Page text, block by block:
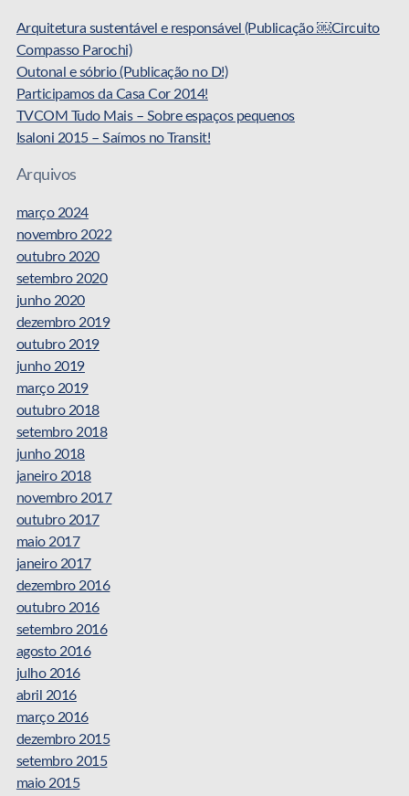
Arquitetura sustentável e responsável (Publicação ￼Circuito
Compasso Parochi)
Outonal e sóbrio (Publicação no D!)
Participamos da Casa Cor 2014!
TVCOM Tudo Mais – Sobre espaços pequenos
Isaloni 2015 – Saímos no Transit!
Arquivos
março 2024
novembro 2022
outubro 2020
setembro 2020
junho 2020
dezembro 2019
outubro 2019
junho 2019
março 2019
outubro 2018
setembro 2018
junho 2018
janeiro 2018
novembro 2017
outubro 2017
maio 2017
janeiro 2017
dezembro 2016
outubro 2016
setembro 2016
agosto 2016
julho 2016
abril 2016
março 2016
dezembro 2015
setembro 2015
maio 2015